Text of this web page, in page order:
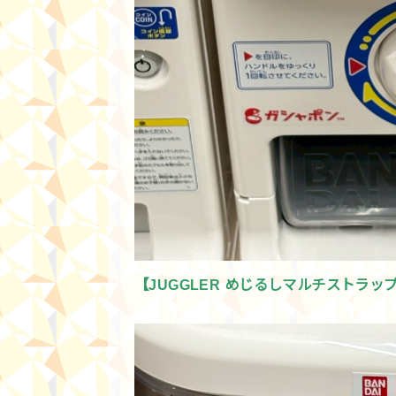
【JUGGLER めじるしマルチストラッ